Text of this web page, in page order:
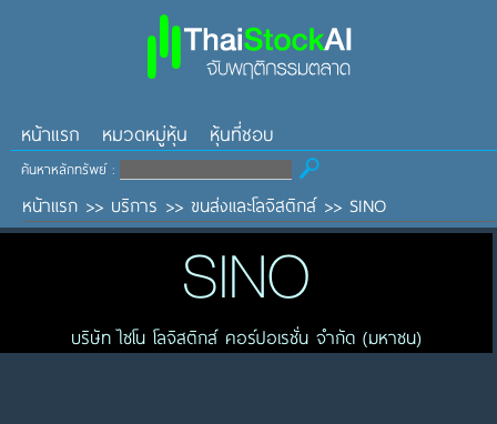
หน้าแรก หมวดหมู่หุ้น หุ้นที่ชอบ
ค้นหาหลักทรัพย์ :
หน้าแรก >> บริการ >> ขนส่งและโลจิสติกส์>> SINO
SINO
บริษัท ไซโน โลจิสติกส์ คอร์ปอเรชั่น จำกัด (มหาชน)